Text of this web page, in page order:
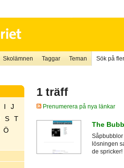
Skolämnen Taggar Teman Sök på
I
J
S
T
Ö
1 träff
Prenumerera på nya länkar
The
Såpbubblor
lösningen
de spricker!